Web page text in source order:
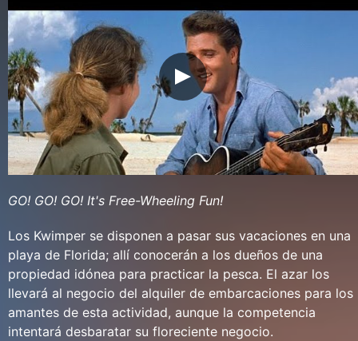
GO! GO! GO! It's Free-Wheeling Fun!
Los Kwimper se disponen a pasar sus vacaciones en una
playa de Florida; allí conocerán a los dueños de una
propiedad idónea para practicar la pesca. El azar los
llevará al negocio del alquiler de embarcaciones para los
amantes de esta actividad, aunque la competencia
intentará desbaratar su floreciente negocio.